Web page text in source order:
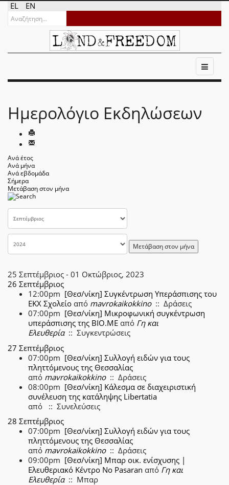
EL EN
Ημερολόγιο Εκδηλώσεων
Ανά έτος
Ανά μήνα
Ανά εβδομάδα
Σήμερα
Μετάβαση στον μήνα
Μετάβαση στον μήνα
25 Σεπτέμβριος - 01 Οκτώβριος, 2023
26 Σεπτέμβριος
12:00pm [Θεσ/νίκη] Συγκέντρωση Υπεράσπισης του
ΕΚΧ Σχολείο από mavrokaikokkino:: Δράσεις
07:00pm [Θεσ/νίκη] Μικροφωνική συγκέντρωση
υπεράσπισης της ΒΙΟ.ΜΕ από Γη και
Ελευθερία:: Συγκεντρώσεις
27 Σεπτέμβριος
07:00pm [Θεσ/νίκη] Συλλογή ειδών για τους
πληττόμενους της Θεσσαλίας
από mavrokaikokkino:: Δράσεις
08:00pm [Θεσ/νίκη] Κάλεσμα σε διαχειριστική
συνέλευση της κατάληψης Libertatia
από
:: Συνελεύσεις
28 Σεπτέμβριος
07:00pm [Θεσ/νίκη] Συλλογή ειδών για τους
πληττόμενους της Θεσσαλίας
από mavrokaikokkino:: Δράσεις
09:00pm [Θεσ/νίκη] Μπαρ οικ. ενίσχυσης |
Ελευθεριακό Κέντρο No Pasaran από Γη και
Ελευθερία:: Μπαρ